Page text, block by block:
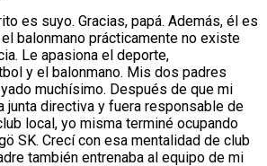
es suyo. Gracias, papá. Además, él es
balonmano prácticamente no existe
Le apasiona el deporte,
y el balonmano. Mis dos padres
muchísimo. Después de que mi
junta directiva y fuera responsable de
local, yo misma terminé ocupando
SK. Crecí con esa mentalidad de club
también entrenaba al equipo de mi